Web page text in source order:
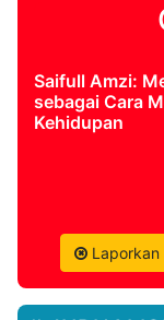
Saifull Amzi:
sebagai Cara
Kehidupan
Laporkan